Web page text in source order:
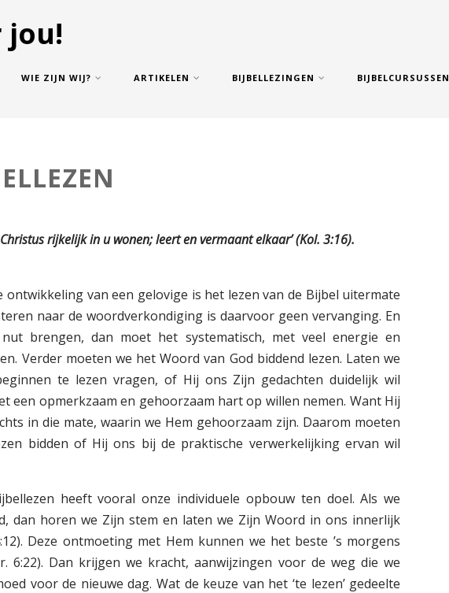
jou!
WIE ZIJN WIJ? ARTIKELEN BIJBELLEZINGEN BIJBELCURSUSSEN
rijkelijk in u wonen; leert en vermaant elkaar’ (Kol. 3:16).
ontwikkeling van een gelovige is het lezen van de Bijbel uitermate
naar de woordverkondiging is daarvoor geen vervanging. En
brengen, dan moet het systematisch, met veel energie en
Verder moeten we het Woord van God biddend lezen. Laten we
te lezen vragen, of Hij ons Zijn gedachten duidelijk wil
een opmerkzaam en gehoorzaam hart op willen nemen. Want Hij
in die mate, waarin we Hem gehoorzaam zijn. Daarom moeten
bidden of Hij ons bij de praktische verwerkelijking ervan wil
heeft vooral onze individuele opbouw ten doel. Als we
dan horen we Zijn stem en laten we Zijn Woord in ons innerlijk
Deze ontmoeting met Hem kunnen we het beste ’s morgens
6:22). Dan krijgen we kracht, aanwijzingen voor de weg die we
voor de nieuwe dag. Wat de keuze van het ‘te lezen’ gedeelte